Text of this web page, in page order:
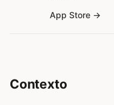
App Store
Contexto